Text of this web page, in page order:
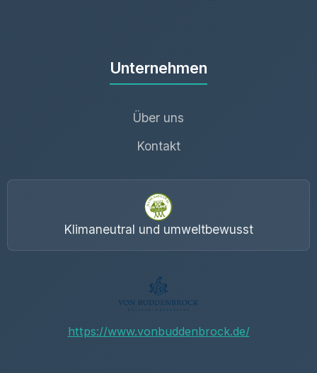
Unternehmen
Über uns
Kontakt
Klimaneutral und umweltbewusst
https://www.vonbuddenbrock.de/